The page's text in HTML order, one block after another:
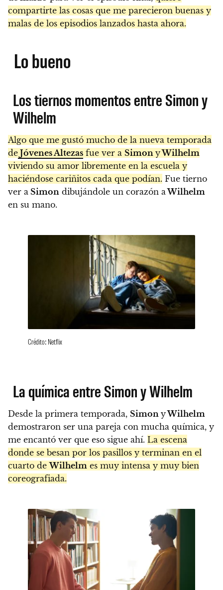
compartirte las cosas que me parecieron buenas y
malas de los episodios lanzados hasta ahora.
Lo bueno
Los tiernos momentos entre Simon y
Wilhelm
Algo que me gustó mucho de la nueva temporada
de Jóvenes Altezas fue ver a Simon yWilhelm
viviendo su amor libremente en la escuela y
haciéndose cariñitos cada que podían. Fue tierno
ver a Simon dibujándole un corazón aWilhelm
en su mano.
Crédito: Netflix
La química entre Simon y Wilhelm
Desde la primera temporada, Simon yWilhelm
demostraron ser una pareja con mucha química, y
me encantó ver que eso sigue ahí. La escena
donde se besan por los pasillos y terminan en el
cuarto deWilhelm es muy intensa y muy bien
coreografiada.